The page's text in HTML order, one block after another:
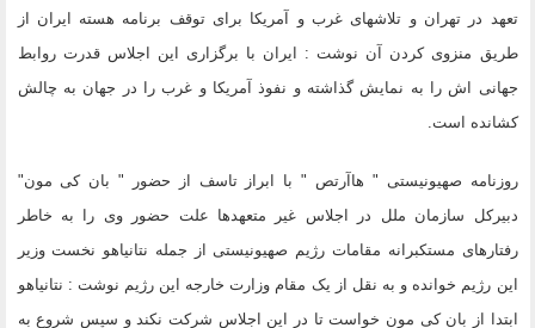
تعهد در تهران و تلاشهای غرب و آمریکا برای توقف برنامه هسته ایران از
طریق منزوی کردن آن نوشت : ایران با برگزاری این اجلاس قدرت روابط
جهانی اش را به نمایش گذاشته و نفوذ آمریکا و غرب را در جهان به چالش
کشانده است.
روزنامه صهیونیستی " هاآرتص " با ابراز تاسف از حضور " بان کی مون"
دبیرکل سازمان ملل در اجلاس غیر متعهدها علت حضور وی را به خاطر
رفتارهای مستکبرانه مقامات رژیم صهیونیستی از جمله نتانیاهو نخست وزیر
این رژیم خوانده و به نقل از یک مقام وزارت خارجه این رژیم نوشت : نتانیاهو
ابتدا از بان کی مون خواست تا در این اجلاس شرکت نکند و سپس شروع به